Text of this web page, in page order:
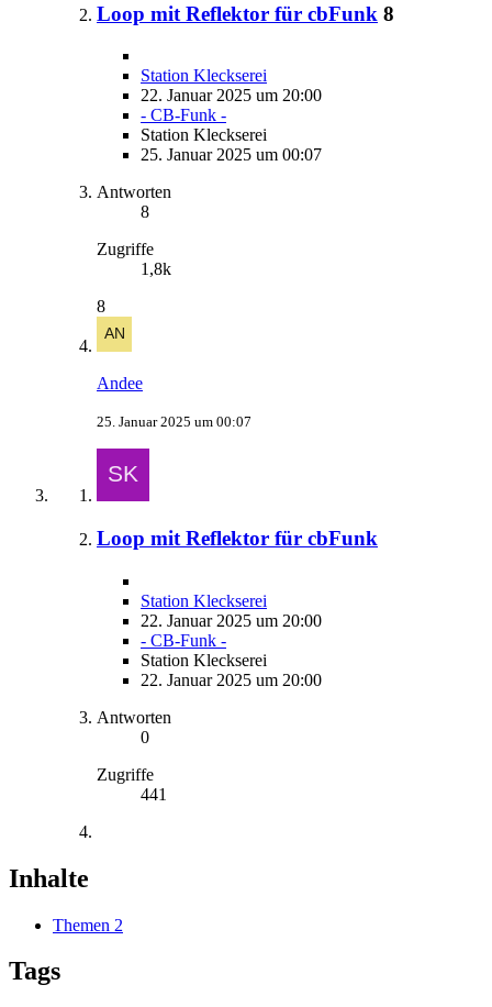
Loop mit Reflektor für cbFunk 8
Station Kleckserei
22. Januar 2025 um 20:00
- CB-Funk -
Station Kleckserei
25. Januar 2025 um 00:07
Antworten
8
Zugriffe
1,8k
8
Andee
25. Januar 2025 um 00:07
Loop mit Reflektor für cbFunk
Station Kleckserei
22. Januar 2025 um 20:00
- CB-Funk -
Station Kleckserei
22. Januar 2025 um 20:00
Antworten
0
Zugriffe
441
Inhalte
Themen 2
Tags